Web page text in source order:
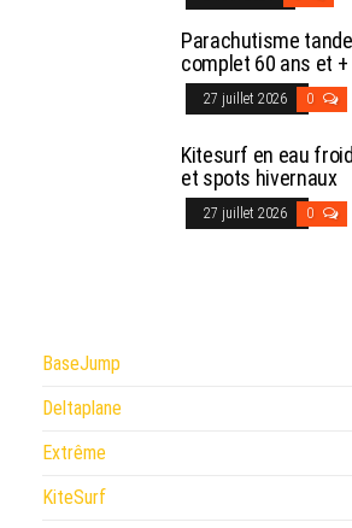
Parachutisme
complet 60 ans et +
27 juillet 2026 0
Kitesurf en eau
et spots hivernaux
27 juillet 2026 0
BaseJump
Deltaplane
Extrême
KiteSurf